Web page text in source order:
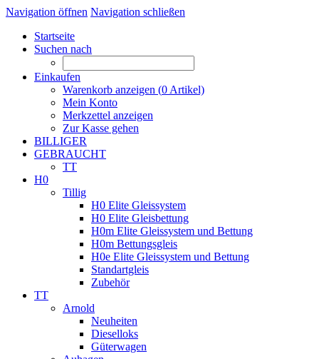
Navigation öffnen Navigation schließen
Startseite
Suchen nach
Einkaufen
Warenkorb anzeigen (0 Artikel)
Mein Konto
Merkzettel anzeigen
Zur Kasse gehen
BILLIGER
GEBRAUCHT
TT
H0
Tillig
H0 Elite Gleissystem
H0 Elite Gleisbettung
H0m Elite Gleissystem und Bettung
H0m Bettungsgleis
H0e Elite Gleissystem und Bettung
Standartgleis
Zubehör
TT
Arnold
Neuheiten
Dieselloks
Güterwagen